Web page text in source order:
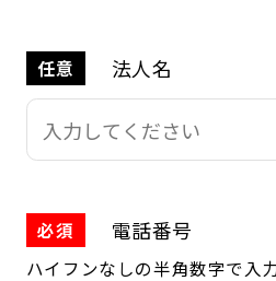
任意 法人名
必須 電話番号
ハイフンなしの半角数字で入